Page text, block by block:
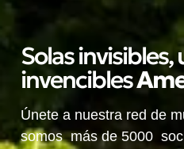
Solas invisibles,
invenciblesAm
Únete a nuestra red de
somos más de 5000